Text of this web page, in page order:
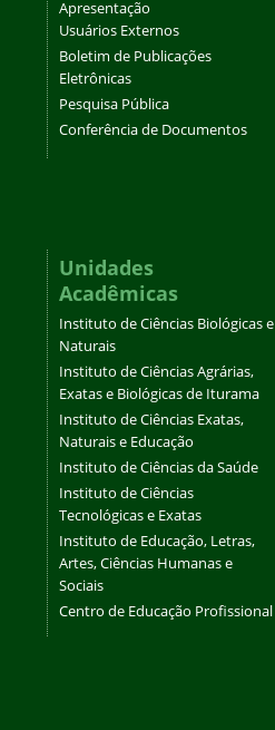
Apresentação
Usuários Externos
Boletim de Publicações
Eletrônicas
Pesquisa Pública
Conferência de Documentos
Unidades
Acadêmicas
Instituto de Ciências Biológicas e
Naturais
Instituto de Ciências Agrárias,
Exatas e Biológicas de Iturama
Instituto de Ciências Exatas,
Naturais e Educação
Instituto de Ciências da Saúde
Instituto de Ciências
Tecnológicas e Exatas
Instituto de Educação, Letras,
Artes, Ciências Humanas e
Sociais
Centro de Educação Profissional